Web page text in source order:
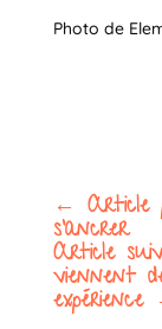
Photo de
← Article
s'ancrer
Article
viennent
expérience